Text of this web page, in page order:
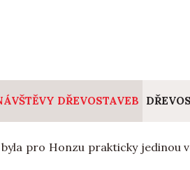
DŘEVOSTAVEB
pro Honzu prakticky jedinou